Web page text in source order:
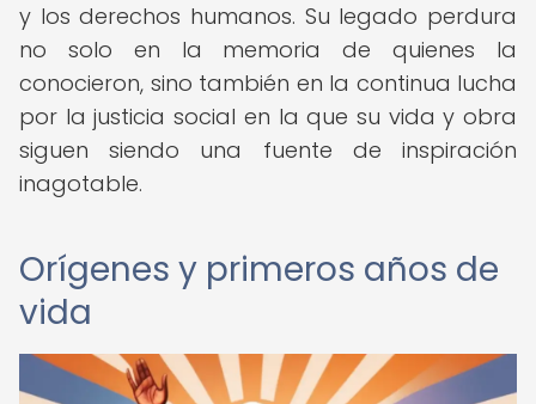
y los derechos humanos. Su legado perdura
no solo en la memoria de quienes la
conocieron, sino también en la continua lucha
por la justicia social en la que su vida y obra
siguen siendo una fuente de inspiración
inagotable.
Orígenes y primeros años de
vida